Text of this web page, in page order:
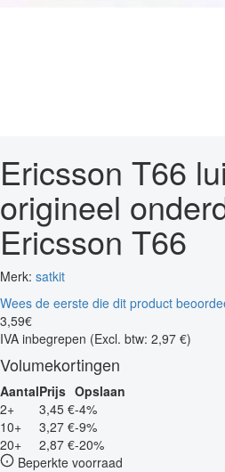
Ericsson T66
origineel
Ericsson T66
Merk: satkit
Wees de eerste die dit product
3,59€
IVA inbegrepen (Excl. btw: 2,97 €)
Volumekortingen
AantalPrijs Opslaan
2+
3,45 €-4%
10+
3,27 €-9%
20+
2,87 €-20%
Beperkte voorraad